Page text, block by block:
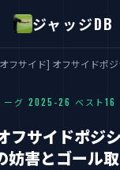
ジャッジDB
フサイド] オフサイドポ
ーグ 2025-26 ベスト16
フサイドポジ
妨害とゴール